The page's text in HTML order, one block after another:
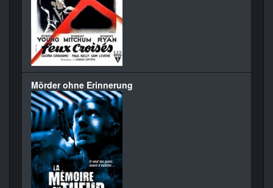
Mörder ohne Erinnerung